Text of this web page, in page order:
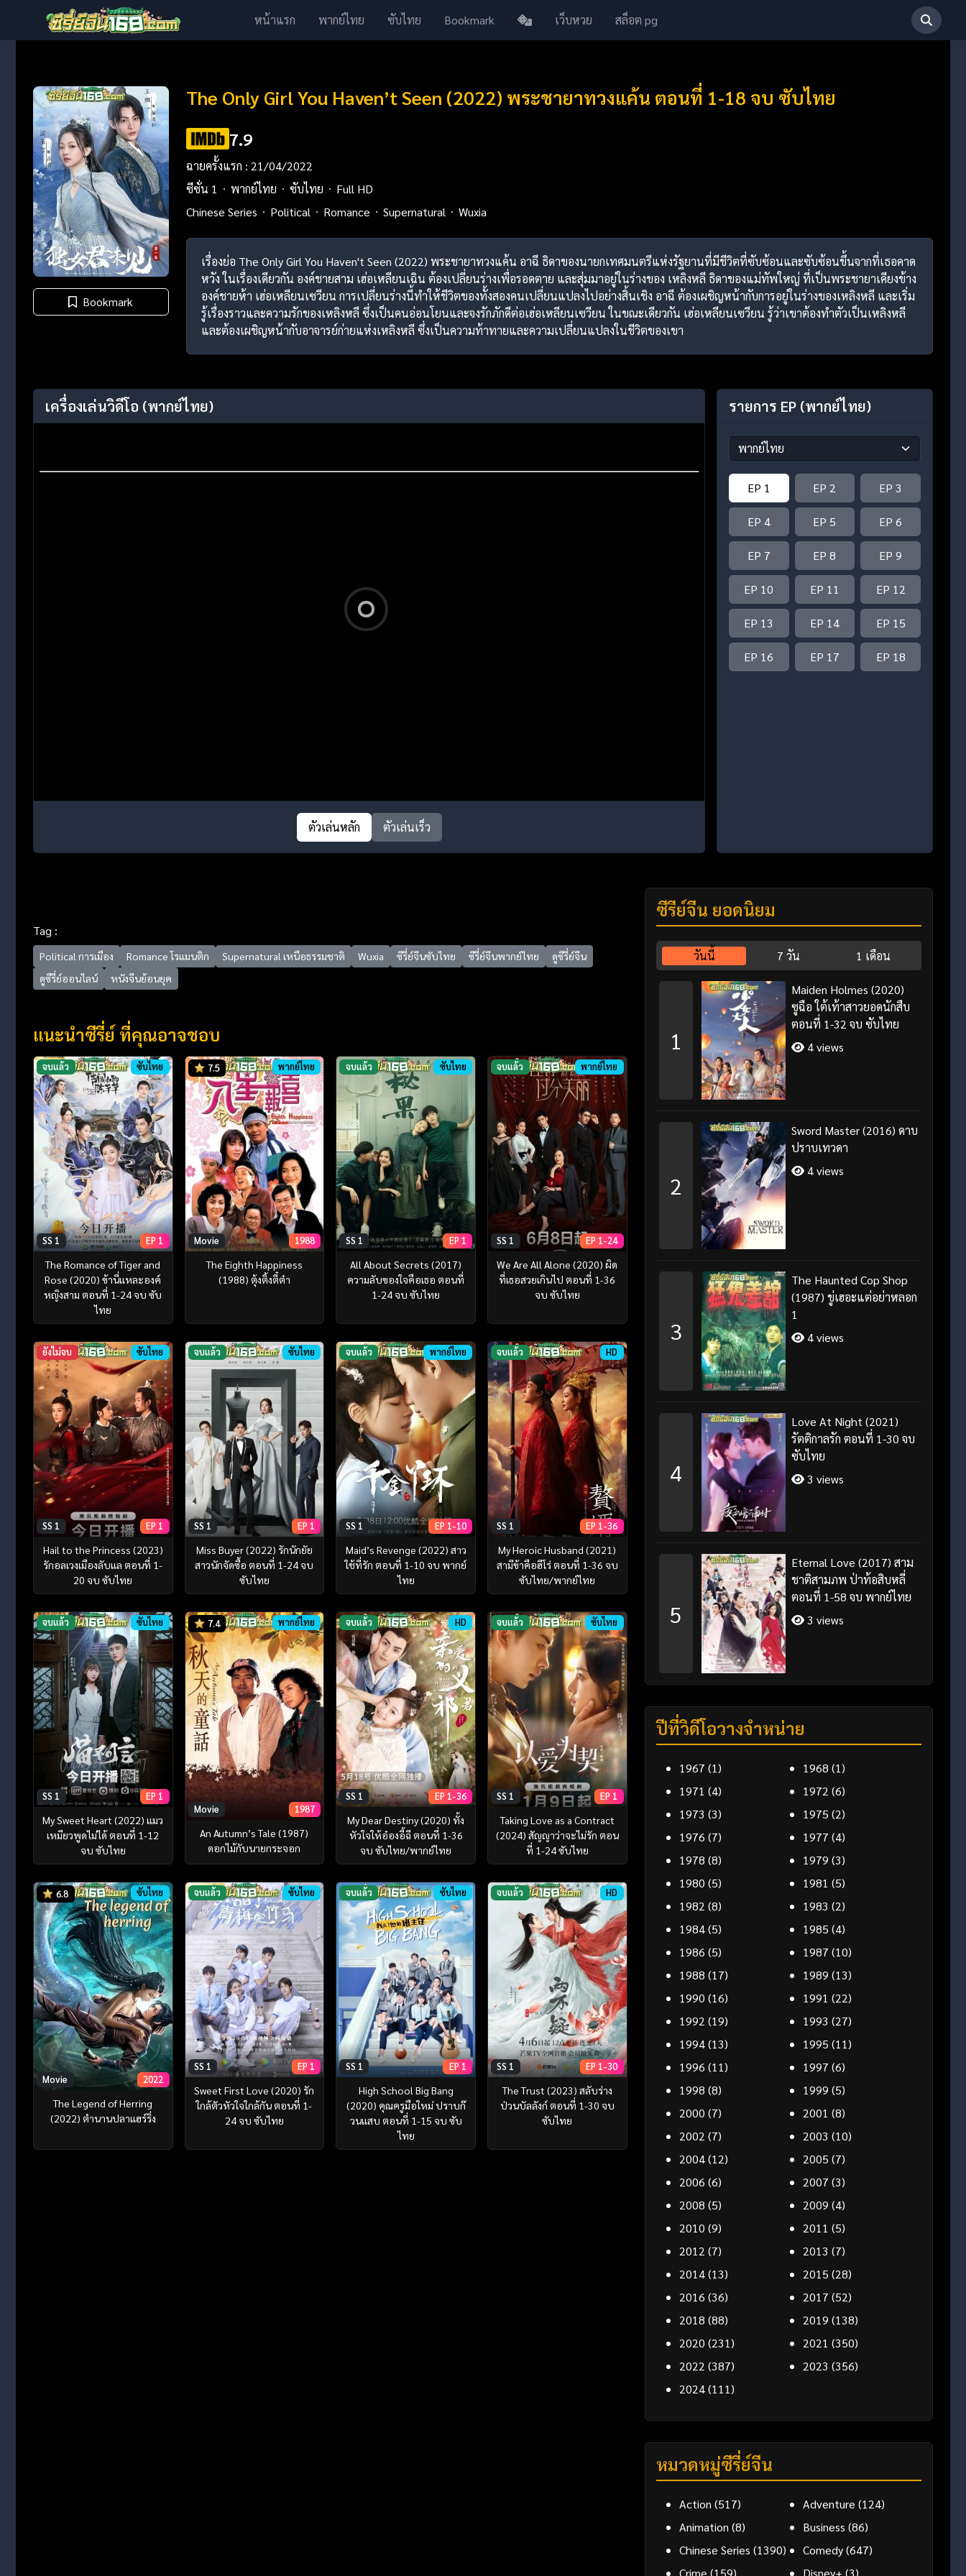
หน้าแรก พากย์ไทย ซับไทย Bookmark เว็บหวย สล็อต pg
Bookmark
The Only Girl You Haven’t Seen (2022) พระชายาทวงแค้น ตอนที่ 1-18 จบ ซับไทย
7.9
ฉายครั้งแรก : 21/04/2022
ซีซั่น 1
พากย์ไทย ซับไทย
Full HD
Chinese Series
Political Romance Supernatural Wuxia
เรื่องย่อ The Only Girl You Haven't Seen (2022) พระชายาทวงแค้น อาฉี ธิดาของนายกเทศมนตรีแห่งรัฐยานที่มีชีวิตที่ซับซ้อนและซับซ้อนขึ้นจากที่เธอคาด
หวัง ในเรื่องเดียวกัน องค์ชายสาม เฮ่อเหลียนเฉิน ต้องเปลี่ยนร่างเพื่อรอดตาย และสุ่มมาอยู่ในร่างของ เหลิงหลี ธิดาของแม่ทัพใหญ่ ที่เป็นพระชายาเคียงข้าง
องค์ชายห้า เฮ่อเหลียนเซวียน การเปลี่ยนร่างนี้ทำให้ชีวิตของทั้งสองคนเปลี่ยนแปลงไปอย่างสิ้นเชิง อาฉี ต้องเผชิญหน้ากับการอยู่ในร่างของเหลิงหลี และเริ่ม
รู้เรื่องราวและความรักของเหลิงหลี ซึ่งเป็นคนอ่อนโยนและจงรักภักดีต่อเฮ่อเหลียนเซวียน ในขณะเดียวกัน เฮ่อเหลียนเซวียน รู้ว่าเขาต้องทำตัวเป็นเหลิงหลี
และต้องเผชิญหน้ากับอาจารย์ก่ายแห่งเหลิงหลี ซึ่งเป็นความท้าทายและความเปลี่ยนแปลงในชีวิตของเขา
เครื่องเล่นวิดีโอ (พากย์ไทย)
ตัวเล่นหลัก ตัวเล่นเร็ว
รายการ EP (พากย์ไทย)
EP 1 EP 2 EP 3
EP 4 EP 5 EP 6
EP 7 EP 8 EP 9
EP 10 EP 11 EP 12
EP 13 EP 14 EP 15
EP 16 EP 17 EP 18
Tag :
Political การเมือง Romance โรแมนติก Supernatural เหนือธรรมชาติ Wuxia ซีรี่ย์จีนซับไทย ซีรี่ย์จีนพากย์ไทย
ดูซีรี่ย์จีน
ดูซีรี่ย์ออนไลน์
หนังจีนย้อนยุค
แนะนำซีรี่ย์ ที่คุณอาจชอบ
จบแล้ว ซับไทย
SS 1 EP 1
The Romance of Tiger and
Rose (2020) ข้านี่เเหละองค์
หญิงสาม ตอนที่ 1-24 จบ ซับ
ไทย
7.5 พากย์ไทย
Movie 1988
The Eighth Happiness
(1988) ตุ้งติ้งตี๋ต๋า
จบแล้ว ซับไทย
SS 1 EP 1
All About Secrets (2017)
ความลับของใจคือเธอ ตอนที่
1-24 จบ ซับไทย
จบแล้ว พากย์ไทย
SS 1 EP 1-24
We Are All Alone (2020) ผิด
ที่เธอสวยเกินไป ตอนที่ 1-36
จบ ซับไทย
ยังไม่จบ ซับไทย
SS 1 EP 1
Hail to the Princess (2023)
รักอลเวงเมืองลับแล ตอนที่ 1-
20 จบ ซับไทย
จบแล้ว ซับไทย
SS 1 EP 1
Miss Buyer (2022) รักนักยัย
สาวนักจัดซื้อ ตอนที่ 1-24 จบ
ซับไทย
จบแล้ว พากย์ไทย
SS 1 EP 1-10
Maid’s Revenge (2022) สาว
ใช้ที่รัก ตอนที่ 1-10 จบ พากย์
ไทย
จบแล้ว HD
SS 1 EP 1-36
My Heroic Husband (2021)
สามีข้าคือฮีโร่ ตอนที่ 1-36 จบ
ซับไทย/พากย์ไทย
จบแล้ว ซับไทย
SS 1 EP 1
My Sweet Heart (2022) แมว
เหมียวพูดไม่ได้ ตอนที่ 1-12
จบ ซับไทย
7.4 พากย์ไทย
Movie 1987
An Autumn’s Tale (1987)
ดอกไม้กับนายกระจอก
จบแล้ว HD
SS 1 EP 1-36
My Dear Destiny (2020) ทั้ง
หัวใจให้อ๋องอี้ฉี ตอนที่ 1-36
จบ ซับไทย/พากย์ไทย
จบแล้ว ซับไทย
SS 1 EP 1
Taking Love as a Contract
(2024) สัญญาว่าจะไม่รัก ตอน
ที่ 1-24 ซับไทย
6.8 ซับไทย
Movie 2022
The Legend of Herring
(2022) ตำนานปลาแฮร์ริ่ง
จบแล้ว ซับไทย
SS 1 EP 1
Sweet First Love (2020) รัก
ใกล้ตัวหัวใจใกล้กัน ตอนที่ 1-
24 จบ ซับไทย
จบแล้ว ซับไทย
SS 1 EP 1
High School Big Bang
(2020) คุณครูมือใหม่ ปราบก๊
วนแสบ ตอนที่ 1-15 จบ ซับ
ไทย
จบแล้ว HD
SS 1 EP 1-30
The Trust (2023) สลับร่าง
ป่วนบัลลังก์ ตอนที่ 1-30 จบ
ซับไทย
ซีรี่ย์จีน ยอดนิยม
วันนี้ 7 วัน 1 เดือน
1
Maiden Holmes (2020)
ซูฉือ ใต้เท้าสาวยอดนักสืบ
ตอนที่ 1-32 จบ ซับไทย
4 views
2
Sword Master (2016) ดาบ
ปราบเทวดา
4 views
3
The Haunted Cop Shop
(1987) ขู่เฮอะแต่อย่าหลอก
1
4 views
4
Love At Night (2021)
รัตติกาลรัก ตอนที่ 1-30 จบ
ซับไทย
3 views
5
Eternal Love (2017) สาม
ชาติสามภพ ป่าท้อสิบหลี่
ตอนที่ 1-58 จบ พากย์ไทย
3 views
ปีที่วิดีโอวางจำหน่าย
1967 (1) 1968 (1)
1971 (4) 1972 (6)
1973 (3) 1975 (2)
1976 (7) 1977 (4)
1978 (8) 1979 (3)
1980 (5) 1981 (5)
1982 (8) 1983 (2)
1984(5) 1985 (4)
1986 (5) 1987 (10)
1988 (17) 1989 (13)
1990 (16) 1991 (22)
1992 (19) 1993 (27)
1994(13) 1995 (11)
1996 (11) 1997 (6)
1998 (8) 1999 (5)
2000 (7) 2001 (8)
2002 (7) 2003 (10)
2004(12) 2005 (7)
2006 (6) 2007 (3)
2008 (5) 2009 (4)
2010 (9) 2011 (5)
2012 (7) 2013 (7)
2014(13) 2015 (28)
2016 (36) 2017 (52)
2018 (88) 2019 (138)
2020 (231) 2021 (350)
2022 (387) 2023 (356)
2024(111)
หมวดหมู่ซีรี่ย์จีน
Action (517) Adventure (124)
Animation (8) Business (86)
Chinese Series (1390) Comedy(647)
Crime (159) Disney+ (3)